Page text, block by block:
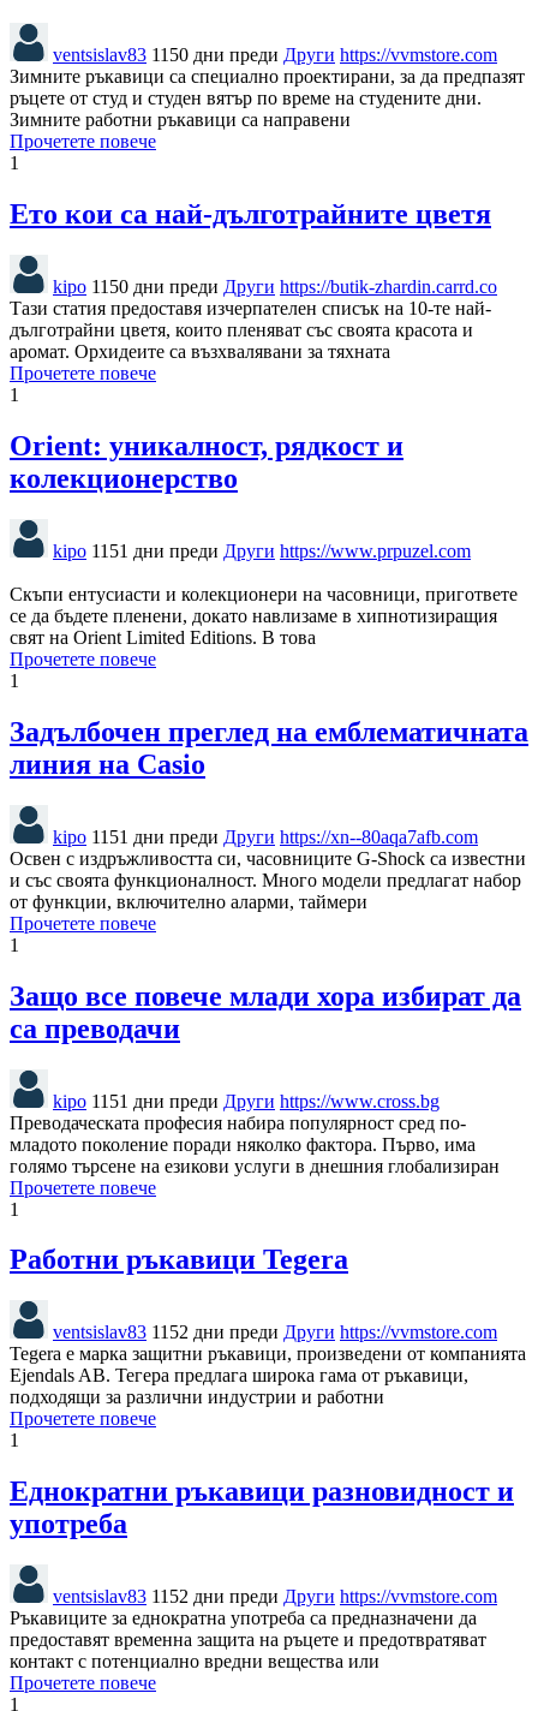
ventsislav83 1150 дни преди Други https://vvmstore.com
Зимните ръкавици са специално проектирани, за да предпазят
ръцете от студ и студен вятър по време на студените дни.
Зимните работни ръкавици са направени
Прочетете повече
1
Ето кои са най-дълготрайните цветя
kipo 1150 дни преди Други https://butik-zhardin.carrd.co
Тази статия предоставя изчерпателен списък на 10-те най-
дълготрайни цветя, които пленяват със своята красота и
аромат. Орхидеите са възхвалявани за тяхната
Прочетете повече
1
Orient: уникалност, рядкост и
колекционерство
kipo 1151 дни преди Други https://www.prpuzel.com
Скъпи ентусиасти и колекционери на часовници, пригответе
се да бъдете пленени, докато навлизаме в хипнотизиращия
свят на Orient Limited Editions. В това
Прочетете повече
1
Задълбочен преглед на емблематичната
линия на Casio
kipo 1151 дни преди Други https://xn--80aqa7afb.com
Освен с издръжливостта си, часовниците G-Shock са известни
и със своята функционалност. Много модели предлагат набор
от функции, включително аларми, таймери
Прочетете повече
1
Защо все повече млади хора избират да
са преводачи
kipo 1151 дни преди Други https://www.cross.bg
Преводаческата професия набира популярност сред по-
младото поколение поради няколко фактора. Първо, има
голямо търсене на езикови услуги в днешния глобализиран
Прочетете повече
1
Работни ръкавици Tegera
ventsislav83 1152 дни преди Други https://vvmstore.com
Tegera е марка защитни ръкавици, произведени от компанията
Ejendals AB. Тегера предлага широка гама от ръкавици,
подходящи за различни индустрии и работни
Прочетете повече
1
Еднократни ръкавици разновидност и
употреба
ventsislav83 1152 дни преди Други https://vvmstore.com
Ръкавиците за еднократна употреба са предназначени да
предоставят временна защита на ръцете и предотвратяват
контакт с потенциално вредни вещества или
Прочетете повече
1